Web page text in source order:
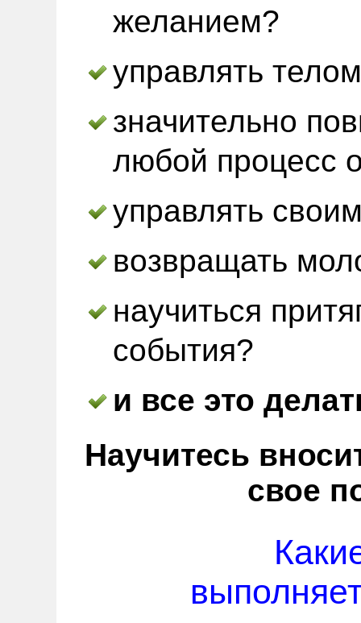
желанием?
управлять
значительно
любой процесс
управлять
возвращать
научиться
события?
и все это
Научитесь
свое